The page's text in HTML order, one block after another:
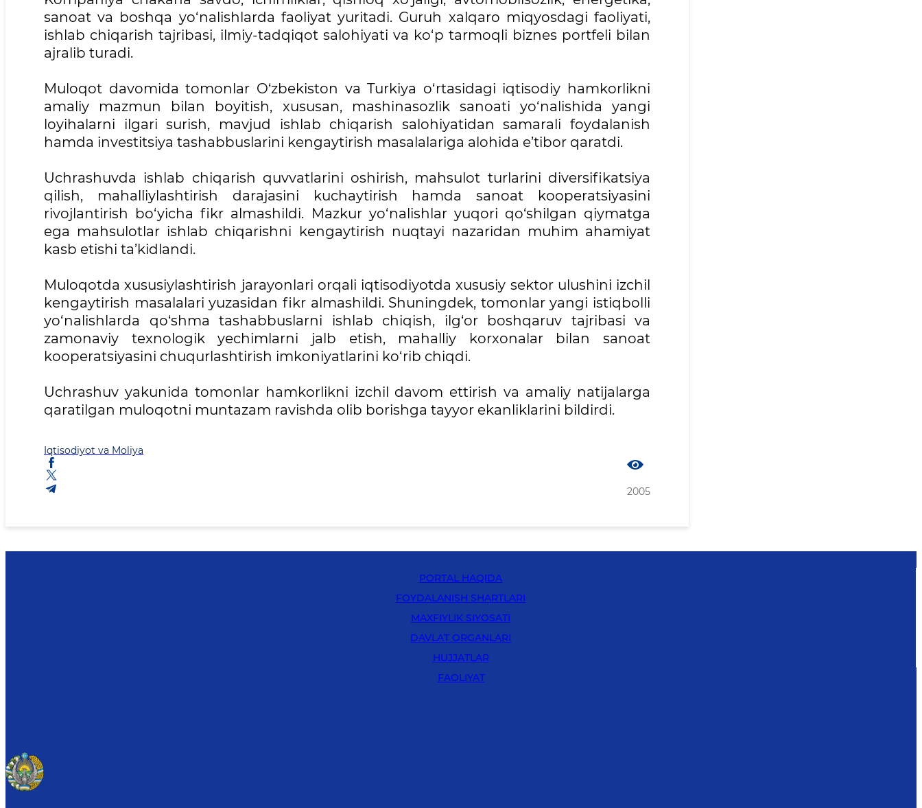
sanoat va boshqa yo‘nalishlarda faoliyat yuritadi. Guruh xalqaro miqyosdagi faoliyati,
ishlab chiqarish tajribasi, ilmiy-tadqiqot salohiyati va ko‘p tarmoqli biznes portfeli bilan
ajralib turadi.
Muloqot davomida tomonlar O‘zbekiston va Turkiya o‘rtasidagi iqtisodiy hamkorlikni
amaliy mazmun bilan boyitish, xususan, mashinasozlik sanoati yo‘nalishida yangi
loyihalarni ilgari surish, mavjud ishlab chiqarish salohiyatidan samarali foydalanish
hamda investitsiya tashabbuslarini kengaytirish masalalariga alohida e’tibor qaratdi.
Uchrashuvda ishlab chiqarish quvvatlarini oshirish, mahsulot turlarini diversifikatsiya
qilish, mahalliylashtirish darajasini kuchaytirish hamda sanoat kooperatsiyasini
rivojlantirish bo‘yicha fikr almashildi. Mazkur yo‘nalishlar yuqori qo‘shilgan qiymatga
ega mahsulotlar ishlab chiqarishni kengaytirish nuqtayi nazaridan muhim ahamiyat
kasb etishi ta’kidlandi.
Muloqotda xususiylashtirish jarayonlari orqali iqtisodiyotda xususiy sektor ulushini izchil
kengaytirish masalalari yuzasidan fikr almashildi. Shuningdek, tomonlar yangi istiqbolli
yo‘nalishlarda qo‘shma tashabbuslarni ishlab chiqish, ilg‘or boshqaruv tajribasi va
zamonaviy texnologik yechimlarni jalb etish, mahalliy korxonalar bilan sanoat
kooperatsiyasini chuqurlashtirish imkoniyatlarini ko‘rib chiqdi.
Uchrashuv yakunida tomonlar hamkorlikni izchil davom ettirish va amaliy natijalarga
qaratilgan muloqotni muntazam ravishda olib borishga tayyor ekanliklarini bildirdi.
Iqtisodiyot va Moliya
2005
PORTAL HAQIDA
FOYDALANISH SHARTLARI
MAXFIYLIK SIYOSATI
DAVLAT ORGANLARI
HUJJATLAR
FAOLIYAT